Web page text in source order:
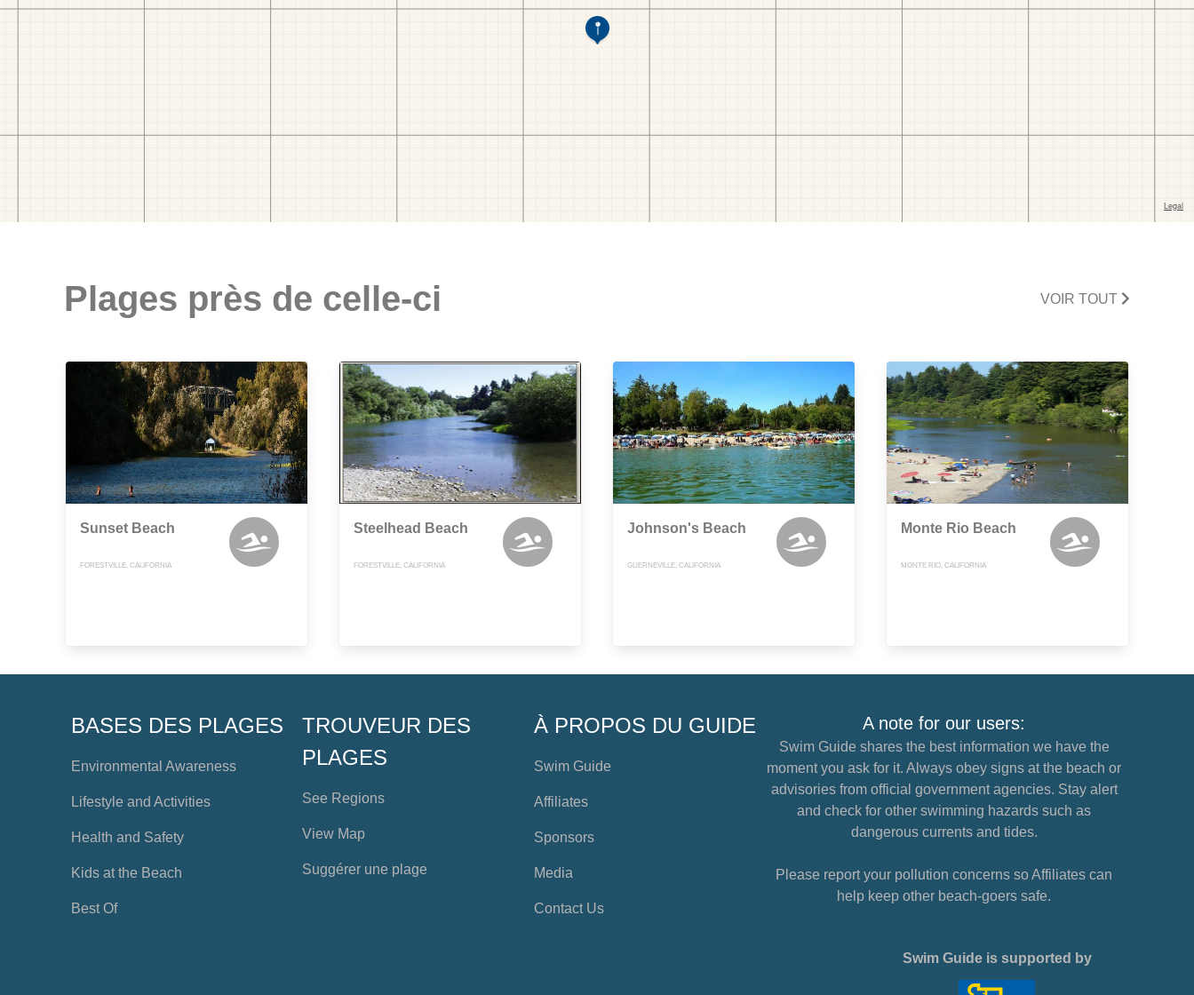
Plages près de celle-ci VOIR TOUT
Sunset Beach
FORESTVILLE, CALIFORNIA
Steelhead Beach
FORESTVILLE, CALIFORNIA
Johnson's Beach
GUERNEVILLE, CALIFORNIA
Monte Rio Beach
MONTE RIO, CALIFORNIA
BASES DES PLAGES
Environmental Awareness
Lifestyle and Activities
Health and Safety
Kids at the Beach
Best Of
TROUVEUR DES
PLAGES
See Regions
View Map
Suggérer une plage
À PROPOS DU GUIDE
Swim Guide
Affiliates
Sponsors
Media
Contact Us
A note for our users:
Swim Guide shares the best information we have the
moment you ask for it. Always obey signs at the beach or
advisories from official government agencies. Stay alert
and check for other swimming hazards such as
dangerous currents and tides.
Please report your pollution concerns so Affiliates can
help keep other beach-goers safe.
Swim Guide is supported by